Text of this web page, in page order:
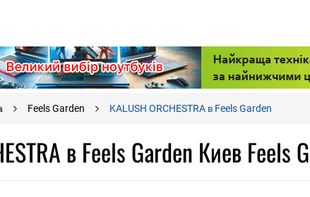
Feels Garden KALUSH ORCHESTRA в Feels Garden
в Feels Garden Киев Feels